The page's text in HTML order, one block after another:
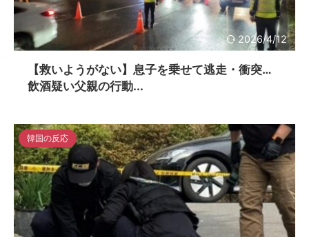
2026/4/12
【救いようがない】息子を乗せて逃走・衝突…
飲酒疑い父親の行動...
韓国の反応